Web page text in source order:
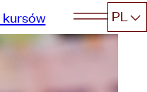
kursów PL